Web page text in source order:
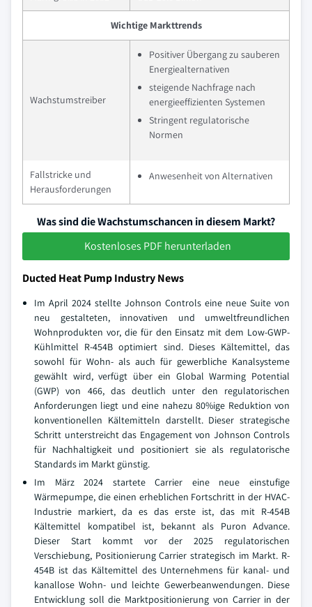
Wichtige Markttrends
Wachstumstreiber
Positiver Übergang zu sauberen
Energiealternativen
steigende Nachfrage nach
energieeffizienten Systemen
Stringent regulatorische
Normen
Fallstricke und
Herausforderungen
Anwesenheit von Alternativen
Was sind die Wachstumschancen in diesem Markt?
Kostenloses PDF herunterladen
Ducted Heat Pump Industry News
Im April 2024 stellte Johnson Controls eine neue Suite von
neu gestalteten, innovativen und umweltfreundlichen
Wohnprodukten vor, die für den Einsatz mit dem Low-GWP-
Kühlmittel R-454B optimiert sind. Dieses Kältemittel, das
sowohl für Wohn- als auch für gewerbliche Kanalsysteme
gewählt wird, verfügt über ein Global Warming Potential
(GWP) von 466, das deutlich unter den regulatorischen
Anforderungen liegt und eine nahezu 80%ige Reduktion von
konventionellen Kältemitteln darstellt. Dieser strategische
Schritt unterstreicht das Engagement von Johnson Controls
für Nachhaltigkeit und positioniert sie als regulatorische
Standards im Markt günstig.
Im März 2024 startete Carrier eine neue einstufige
Wärmepumpe, die einen erheblichen Fortschritt in der HVAC-
Industrie markiert, da es das erste ist, das mit R-454B
Kältemittel kompatibel ist, bekannt als Puron Advance.
Dieser Start kommt vor der 2025 regulatorischen
Verschiebung, Positionierung Carrier strategisch im Markt. R-
454B ist das Kältemittel des Unternehmens für kanal- und
kanallose Wohn- und leichte Gewerbeanwendungen. Diese
Entwicklung soll die Marktpositionierung von Carrier in der